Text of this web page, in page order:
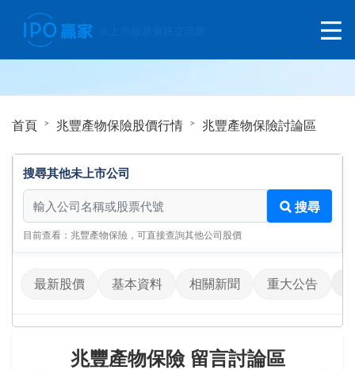
首頁 兆豐產物保險股價行情 兆豐產物保險討論區
搜尋其他未上市公司
搜尋其他未上市公司
搜尋
目前查看：兆豐產物保險，可直接查詢其他公司股價
最新股價 基本資料 相關新聞 重大公告
兆豐產物保險 留言討論區